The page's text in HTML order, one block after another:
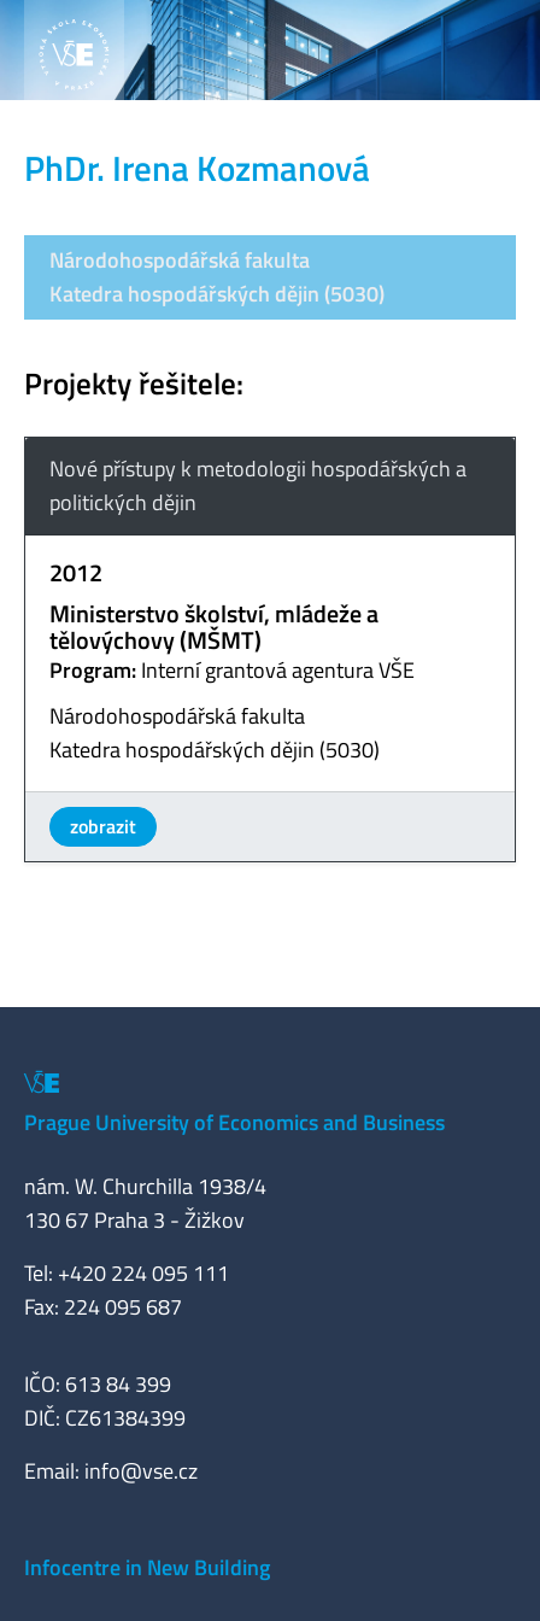
PhDr. Irena Kozmanová
Národohospodářská fakulta
Katedra hospodářských dějin (5030)
Projekty řešitele:
Nové přístupy k metodologii hospodářských a
politických dějin
2012
Ministerstvo školství, mládeže a
tělovýchovy (MŠMT)
Program:Interní grantová agentura VŠE
Národohospodářská fakulta
Katedra hospodářských dějin (5030)
zobrazit
Prague University of Economics and Business
nám. W. Churchilla 1938/4
130 67 Praha 3 - Žižkov
Tel: +420 224 095 111
Fax: 224 095 687
IČO: 613 84 399
DIČ: CZ61384399
Email: info@vse.cz
Infocentre in New Building